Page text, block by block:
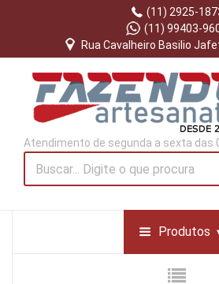
(11) 2925-
(11) 99403-
Rua Cavalheiro Basilio
Atendimento de segunda a sexta das
Produtos